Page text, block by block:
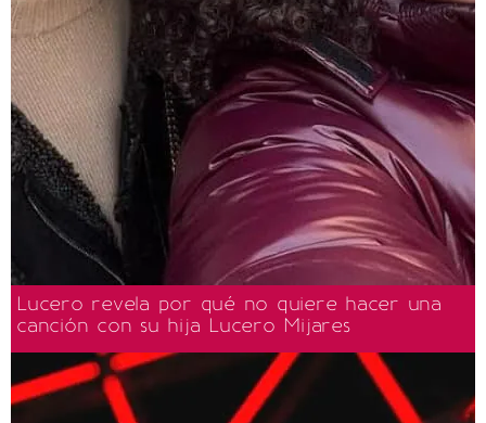
Lucero revela por qué no quiere hacer una
canción con su hija Lucero Mijares